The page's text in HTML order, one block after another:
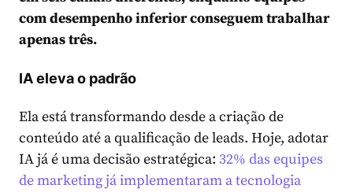
com desempenho inferior conseguem trabalhar
apenas três.
IA eleva o padrão
Ela está transformando desde a criação de
conteúdo até a qualificação de leads. Hoje, adotar
IA já é uma decisão estratégica: 32% das equipes
de marketing já implementaram a tecnologia